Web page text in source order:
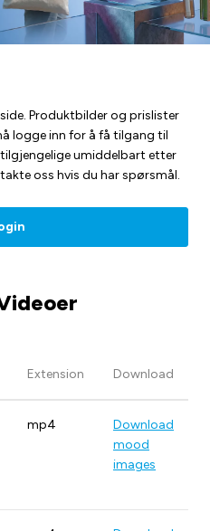
Produktbilder og prislister
logge inn for å få tilgang til
umiddelbart etter
oss hvis du har spørsmål.
Extension Download
mp4
Download
mood
images